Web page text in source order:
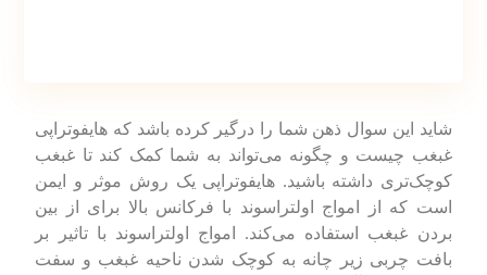
شاید این سوال ذهن شما را درگیر کرده باشد که هایفوتراپی
غبغب چیست و چگونه می‌تواند به شما کمک کند تا غبغب
کوچک‌تری داشته باشید. هایفوتراپی یک روش موثر و ایمن
است که از امواج اولتراسوند با فرکانس بالا برای از بین
بردن غبغب استفاده می‌کند. امواج اولتراسوند با تاثیر بر
بافت چربی زیر چانه به کوچک شدن ناحیه غبغب و سفت